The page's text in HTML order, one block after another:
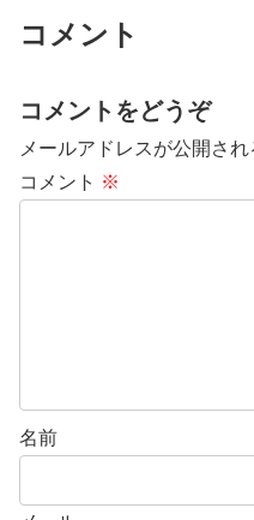
コメント
コメントをどうぞ
メールアドレスが公開され
コメント ※
名前